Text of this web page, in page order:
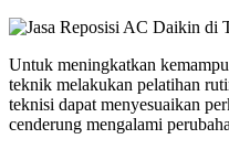
Untuk meningkatkan
teknik melakukan pelatihan
teknisi dapat menyesuaikan
cenderung mengalami